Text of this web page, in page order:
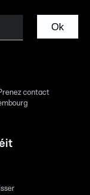
Ok
contact